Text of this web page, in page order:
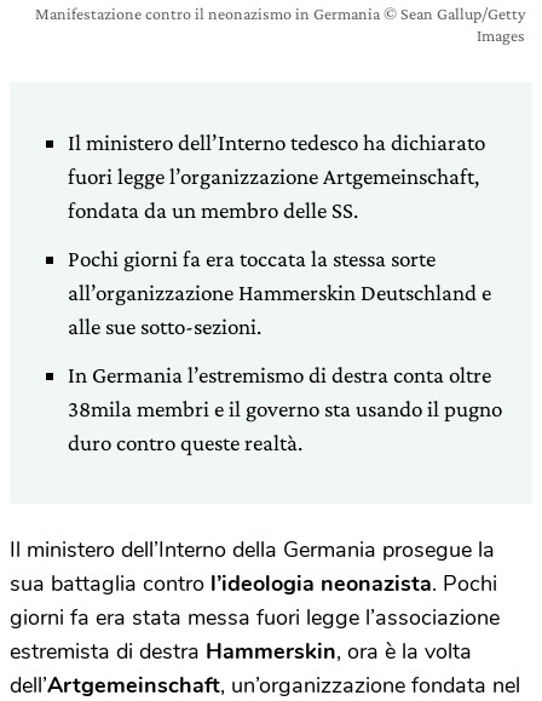
Manifestazione contro il neonazismo in Germania © Sean Gallup/Getty
Images
Il ministero dell’Interno tedesco ha dichiarato
fuori legge l’organizzazione Artgemeinschaft,
fondata da un membro delle SS.
Pochi giorni fa era toccata la stessa sorte
all’organizzazione Hammerskin Deutschland e
alle sue sotto-sezioni.
In Germania l’estremismo di destra conta oltre
38mila membri e il governo sta usando il pugno
duro contro queste realtà.
Il ministero dell’Interno della Germania prosegue la
sua battaglia contro l’ideologia neonazista. Pochi
giorni fa era stata messa fuori legge l’associazione
estremista di destra Hammerskin, ora è la volta
dell’Artgemeinschaft, un’organizzazione fondata nel